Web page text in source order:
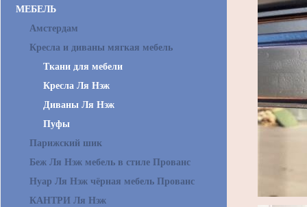
МЕБЕЛЬ
Амстердам
Кресла и диваны мягкая мебель
Ткани для мебели
Кресла Ля Нэж
Диваны Ля Нэж
Пуфы
Парижский шик
Беж Ля Нэж мебель в стиле Прованс
Нуар Ля Нэж чёрная мебель Прованс
КАНТРИ Ля Нэж